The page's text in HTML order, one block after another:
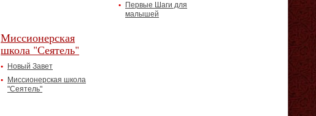
Первые Шаги для
малышей
Миссионерская
школа "Сеятель"
Новый Завет
Миссионерская школа
"Сеятель"